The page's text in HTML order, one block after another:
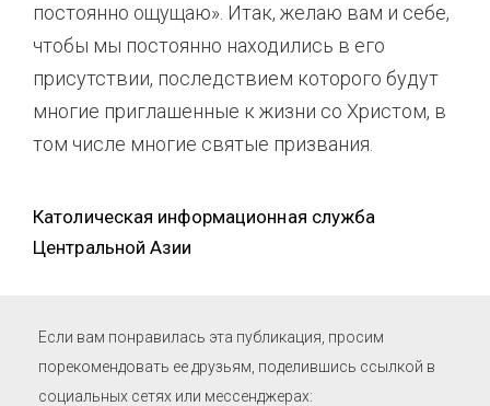
постоянно ощущаю». Итак, желаю вам и себе,
чтобы мы постоянно находились в его
присутствии, последствием которого будут
многие приглашенные к жизни со Христом, в
том числе многие святые призвания.
Католическая информационная служба
Центральной Азии
Если вам понравилась эта публикация, просим
порекомендовать ее друзьям, поделившись ссылкой в
социальных сетях или мессенджерах: